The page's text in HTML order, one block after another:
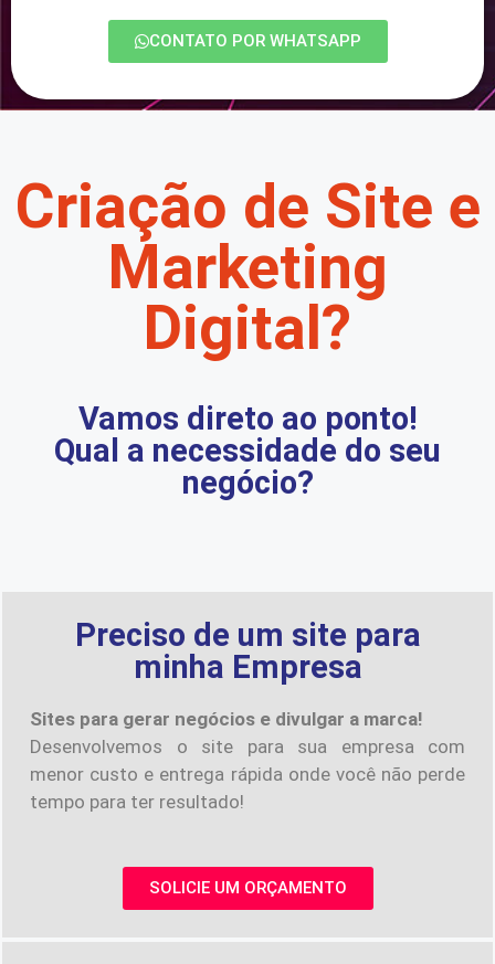
CONTATO POR WHATSAPP
Criação de Site e
Marketing
Digital?
Vamos direto ao ponto!
Qual a necessidade do seu
negócio?
Preciso de um site para
minha Empresa
Sites para gerar negócios e divulgar a marca!
Desenvolvemos o site para sua empresa com
menor custo e entrega rápida onde você não perde
tempo para ter resultado!
SOLICIE UM ORÇAMENTO